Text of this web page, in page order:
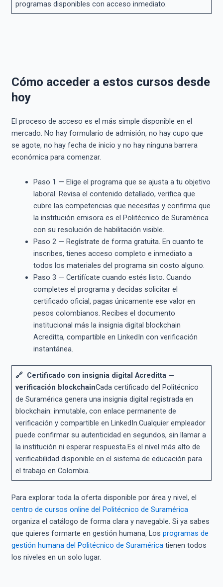
programas disponibles con acceso inmediato.
Cómo acceder a estos cursos desde
hoy
El proceso de acceso es el más simple disponible en el
mercado. No hay formulario de admisión, no hay cupo que
se agote, no hay fecha de inicio y no hay ninguna barrera
económica para comenzar.
Paso 1 — Elige el programa que se ajusta a tu objetivo
laboral. Revisa el contenido detallado, verifica que
cubre las competencias que necesitas y confirma que
la institución emisora es el Politécnico de Suramérica
con su resolución de habilitación visible.
Paso 2 — Regístrate de forma gratuita. En cuanto te
inscribes, tienes acceso completo e inmediato a
todos los materiales del programa sin costo alguno.
Paso 3 — Certifícate cuando estés listo. Cuando
completes el programa y decidas solicitar el
certificado oficial, pagas únicamente ese valor en
pesos colombianos. Recibes el documento
institucional más la insignia digital blockchain
Acreditta, compartible en LinkedIn con verificación
instantánea.
🔗 Certificado con insignia digital Acreditta —
verificación blockchainCada certificado del Politécnico
de Suramérica genera una insignia digital registrada en
blockchain: inmutable, con enlace permanente de
verificación y compartible en LinkedIn.Cualquier empleador
puede confirmar su autenticidad en segundos, sin llamar a
la institución ni esperar respuesta.Es el nivel más alto de
verificabilidad disponible en el sistema de educación para
el trabajo en Colombia.
Para explorar toda la oferta disponible por área y nivel, el
centro de cursos online del Politécnico de Suramérica
organiza el catálogo de forma clara y navegable. Si ya sabes
que quieres formarte en gestión humana, Los programas de
gestión humana del Politécnico de Suraméricatienen todos
los niveles en un solo lugar.